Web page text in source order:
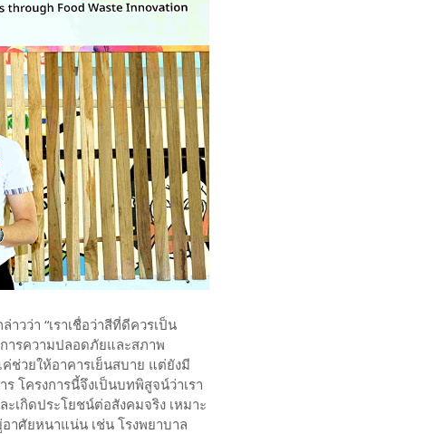
าวว่า “เราเชื่อว่าสีที่ดีควรเป็น
ารความปลอดภัยและสภาพ
ช่วยให้อาคารเย็นสบาย แต่ยังมี
โครงการนี้จึงเป็นบทพิสูจน์ว่าเรา
เกิดประโยชน์ต่อสังคมจริง เหมาะ
าศัยหนาแน่น เช่น โรงพยาบาล